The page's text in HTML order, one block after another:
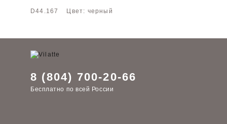
D44.167 Цвет: черный
8 (804) 700-20-66
Бесплатно по всей России